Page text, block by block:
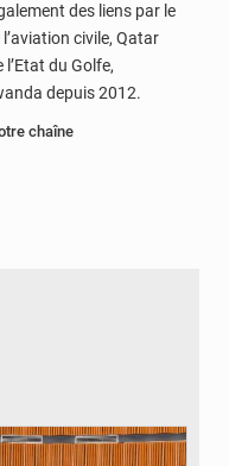
des liens par le
civile, Qatar
du Golfe,
depuis 2012.
chaîne